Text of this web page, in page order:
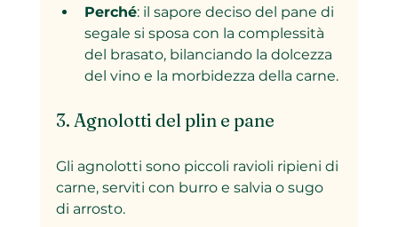
Perché: il sapore deciso del pane di
segale si sposa con la complessità
del brasato, bilanciando la dolcezza
del vino e la morbidezza della carne.
3. Agnolotti del plin e pane
Gli agnolotti sono piccoli ravioli ripieni di
carne, serviti con burro e salvia o sugo
di arrosto.